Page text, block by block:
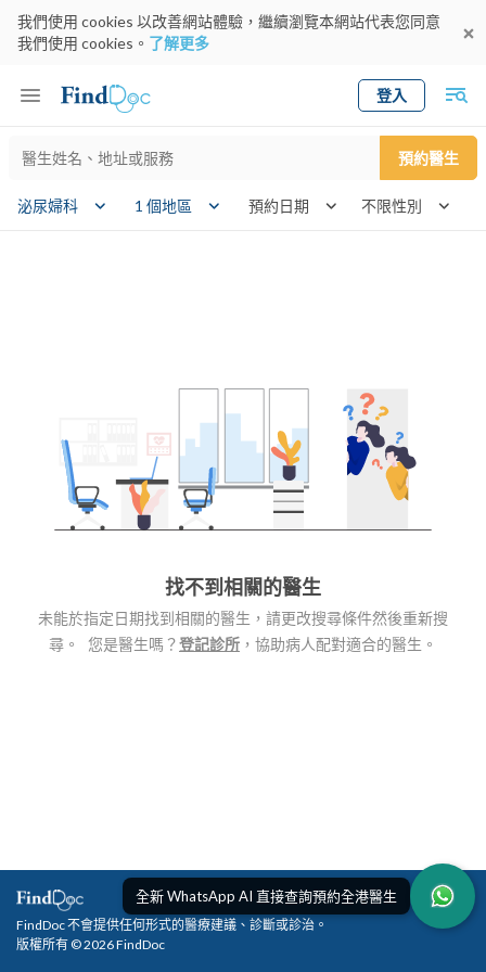
我們使用 cookies 以改善網站體驗，繼續瀏覽本網站代表您同意
我們使用 cookies。 了解更多
登入
Keyword 預約醫生
泌尿婦科 1 個地區 預約日期
找不到相關的醫生
未能於指定日期找到相關的醫生，請更改搜尋條件然後重新搜
尋。 您是醫生嗎？登記診所 ，協助病人配對適合的醫生。
全新 WhatsApp AI 直接查詢預約全港醫生
FindDoc 不會提供任何形式的醫療建議、診斷或診治。
版權所有 © 2026 FindDoc